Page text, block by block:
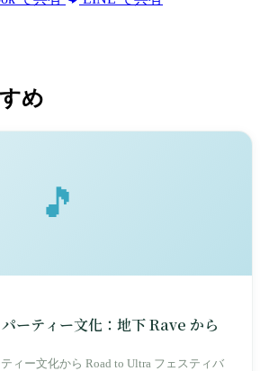
め
🎵
ーティー文化：地下 Rave から
ィー文化から Road to Ultra フェスティバ